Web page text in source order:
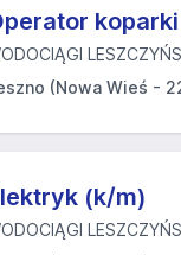
(Nowa Wieś -
(k/m)